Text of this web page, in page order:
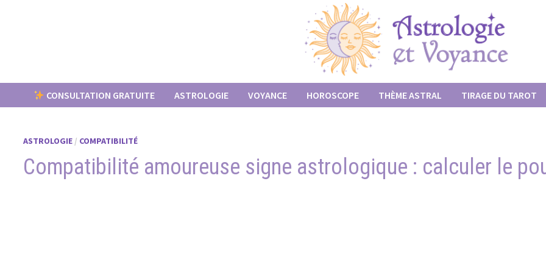
CONSULTATION GRATUITE ASTROLOGIE VOYANCE HOROSCOPE THÈME ASTRAL TIRAGE DU TAROT
ASTROLOGIE / COMPATIBILITÉ
Compatibilité amoureuse signe astrologique : calculer le